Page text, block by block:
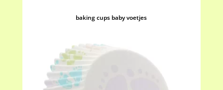
baking cups baby voetjes